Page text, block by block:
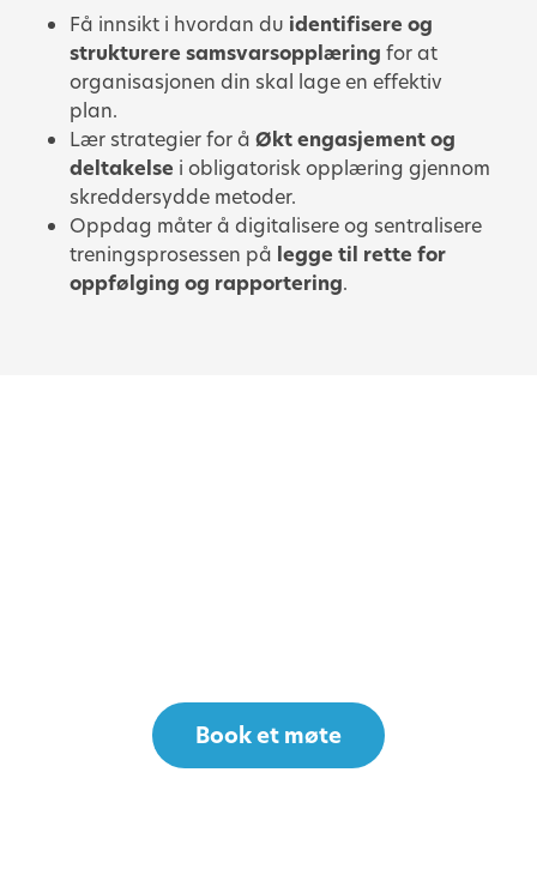
Få innsikt i hvordan du identifisere og
strukturere samsvarsopplæring for at
organisasjonen din skal lage en effektiv
plan.
Lær strategier for åØkt engasjement og
deltakelse i obligatorisk opplæring gjennom
skreddersydde metoder.
Oppdag måter å digitalisere og sentralisere
treningsprosessen på legge til rette for
oppfølging og rapportering.
Book et møte